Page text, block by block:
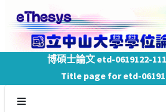
博碩士論文 etd-0619122-
Title page for etd-